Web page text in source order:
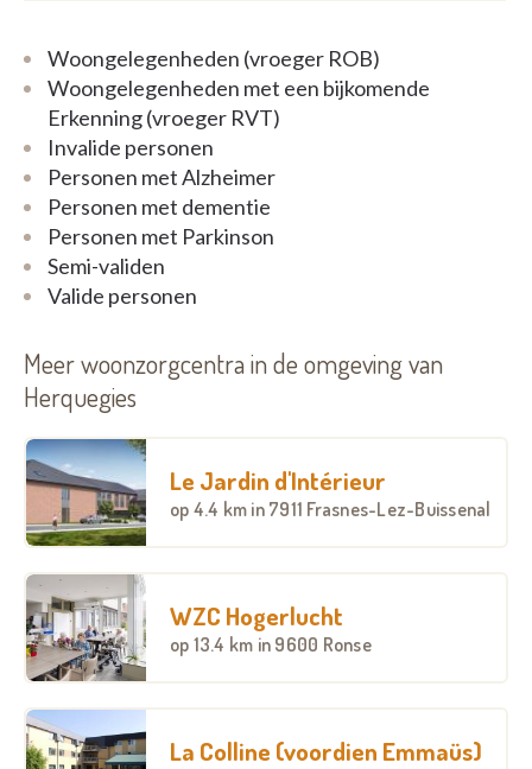
activités quotidiennes, diverses et variées vous sont
proposées.
Toutes nos chambres particulières et doubles
comprennent une salle de bain privative (douche,
lavabo, WC), sont entièrement meublées, avec
appels personne, télévision, téléphone et wifi.
Woongelegenheden (vroeger ROB)
Woongelegenheden met een bijkomende
Erkenning (vroeger RVT)
Invalide personen
Personen met Alzheimer
Personen met dementie
Personen met Parkinson
Semi-validen
Valide personen
Meer woonzorgcentra in de omgeving van
Herquegies
Le Jardin d'Intérieur
op 4.4 km in 7911 Frasnes-Lez-Buissenal
WZC Hogerlucht
op 13.4 km in 9600 Ronse
La Colline (voordien Emmaüs)